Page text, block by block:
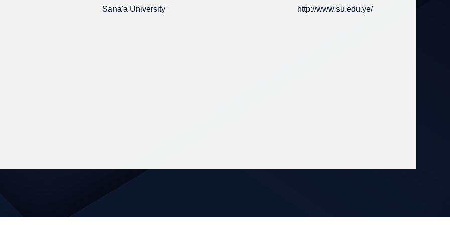
Sana'a University http://www.su.edu.ye/